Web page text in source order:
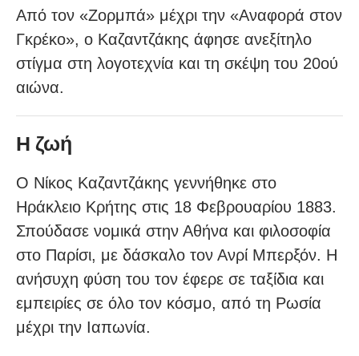
Από τον «Ζορμπά» μέχρι την «Αναφορά στον
Γκρέκο», ο Καζαντζάκης άφησε ανεξίτηλο
στίγμα στη λογοτεχνία και τη σκέψη του 20ού
αιώνα.
Η ζωή
Ο Νίκος Καζαντζάκης γεννήθηκε στο
Ηράκλειο Κρήτης στις 18 Φεβρουαρίου 1883.
Σπούδασε νομικά στην Αθήνα και φιλοσοφία
στο Παρίσι, με δάσκαλο τον Ανρί Μπερξόν. Η
ανήσυχη φύση του τον έφερε σε ταξίδια και
εμπειρίες σε όλο τον κόσμο, από τη Ρωσία
μέχρι την Ιαπωνία.